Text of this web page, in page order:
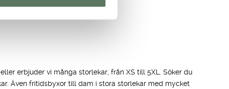
erbjuder vi många storlekar, från XS till 5XL. Söker du
Även fritidsbyxor till dam i stora storlekar med mycket